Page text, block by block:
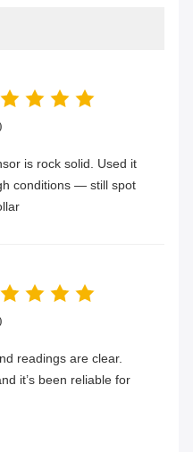
is rock solid. Used it
conditions — still spot
readings are clear.
it’s been reliable for